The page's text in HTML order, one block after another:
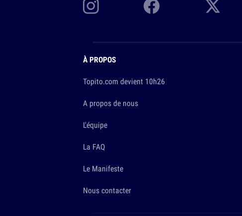
À PROPOS
Topito.com devient 10h26
A propos de nous
L'équipe
La FAQ
Le Manifeste
Nous contacter